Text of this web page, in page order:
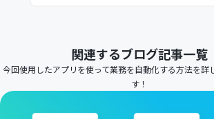
関連するブログ記事一覧
今回使用したアプリを使って業務を自動化する方法を詳
す！